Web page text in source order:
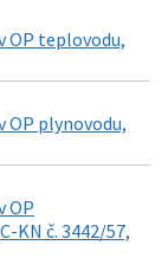
OP teplovodu,
OP plynovodu,
OP
KN č. 3442/57,